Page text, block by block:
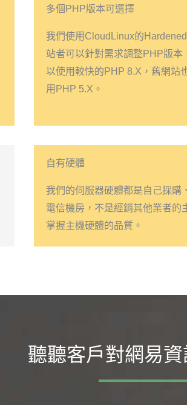
多個PHP版本可選擇
我們使用CloudLinux的
站者可以針對需求調整PHP版本
以使用較快的PHP 8.X，舊網站
用PHP 5.X。
自有硬體
我們的伺服器硬體都是自己採購
電信機房，不是經銷其他業者的
掌握主機硬體的品質。
聽聽客戶對網易